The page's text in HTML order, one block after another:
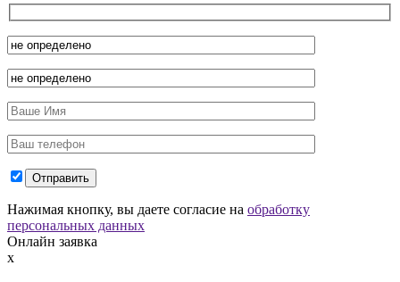
Нажимая кнопку, вы даете согласие на обработку
персональных данных
Онлайн заявка
x